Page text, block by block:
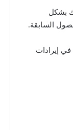
بشكل
السابقة.
في إيرادات